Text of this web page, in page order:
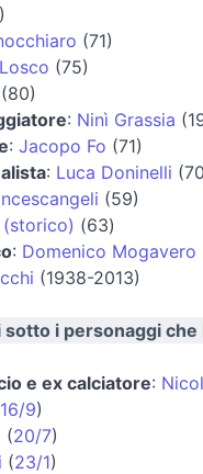
(71)
(75)
(80)
: Ninì Grassia
: Jacopo Fo (71)
: Luca Doninelli
(59)
(storico) (63)
: Domenico Mogavero
(1938-2013)
sotto i personaggi che
e ex calciatore:
16/9)
(20/7)
(23/1)